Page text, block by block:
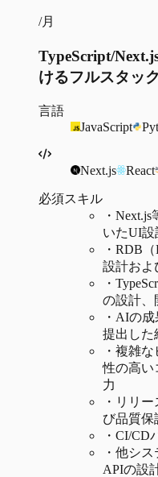
/月
TypeScript/
けるフルスタッ
言語
JavaScript
Next.js React
必須スキル
・ Next.js
いたUI設
・ RDB（
設計およ
・
の設計、
・ AIの成
提出した
・ 複雑な
性の高い
力
・ リリ
び品質保
・ CI/CD
・ 他シス
APIの設